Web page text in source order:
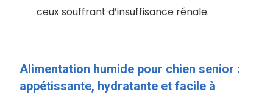
ceux souffrant d’insuffisance rénale.
Alimentation humide pour chien senior :
appétissante, hydratante et facile à